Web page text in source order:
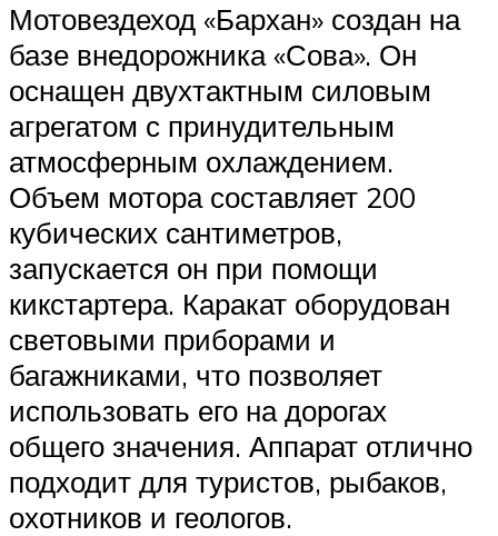
Мотовездеход «Бархан» создан на
базе внедорожника «Сова». Он
оснащен двухтактным силовым
агрегатом с принудительным
атмосферным охлаждением.
Объем мотора составляет 200
кубических сантиметров,
запускается он при помощи
кикстартера. Каракат оборудован
световыми приборами и
багажниками, что позволяет
использовать его на дорогах
общего значения. Аппарат отлично
подходит для туристов, рыбаков,
охотников и геологов.